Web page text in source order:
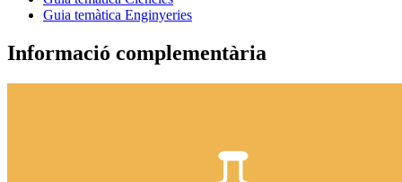
Guia temàtica Enginyeries
Informació complementària